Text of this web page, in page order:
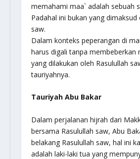
memahami maa`adalah sebuah
Padahal ini bukan yang dimaksud
saw.
Dalam konteks peperangan di
harus digali tanpa membeberkan
yang dilakukan oleh Rasulullah
tauriyahnya.
Tauriyah Abu Bakar
Dalam perjalanan hijrah dari
bersama Rasulullah saw, Abu
belakang Rasulullah saw, hal ini
adalah laki-laki tua yang